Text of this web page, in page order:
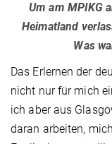
Um am MPIKG
Heimatland
Was
Das Erlernen der
nicht nur für mich
ich aber aus
daran arbeiten,